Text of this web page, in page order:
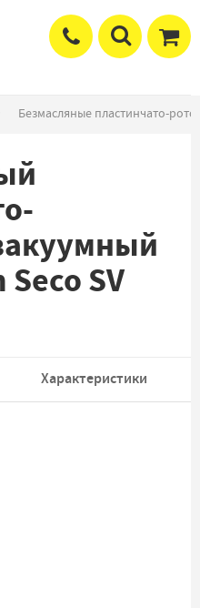
Безмасляные пластинчато-
SV
Характеристики